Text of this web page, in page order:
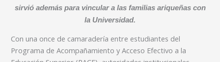
sirvió además para vincular a las familias ariqueñas con
la Universidad.
Con una once de camaradería entre estudiantes del
Programa de Acompañamiento y Acceso Efectivo a la